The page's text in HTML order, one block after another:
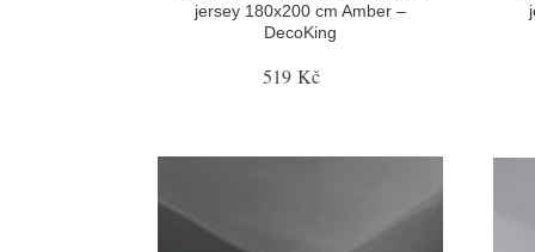
jersey 180x200 cm Amber –
DecoKing
519 Kč